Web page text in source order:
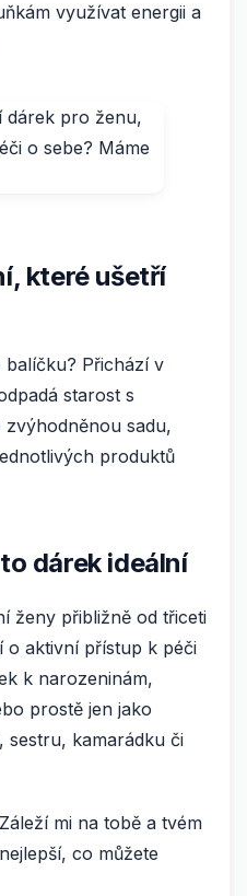
využívat energii a
které ušetří
Přichází v
starost s
sadu,
produktů
dárek ideální
ženy přibližně od třiceti
o aktivní přístup k péči
k narozeninám,
prostě jen jako
kamarádku či
mi na tobě a tvém
co můžete